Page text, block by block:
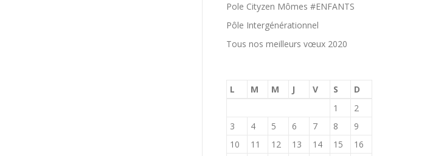
Pole Cityzen Mômes #ENFANTS
Pôle Intergénérationnel
Tous nos meilleurs vœux 2020
L M M J V S
D
1
2
3
4 5 6 7 8
9
10
11 12 13 14 15
16